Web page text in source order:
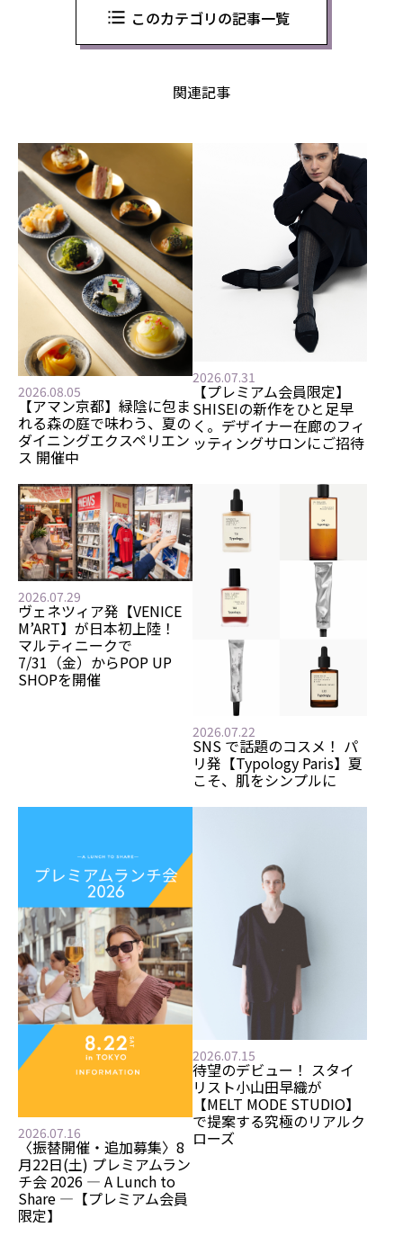
このカテゴリの記事一覧
関連記事
2026.08.05
【アマン京都】緑陰に包ま
れる森の庭で味わう、夏の
ダイニングエクスペリエン
ス 開催中
2026.07.31
【プレミアム会員限定】
SHISEIの新作をひと足早
く。デザイナー在廊のフィ
ッティングサロンにご招待
2026.07.29
ヴェネツィア発【VENICE
M’ART】が日本初上陸！
マルティニークで
7/31（金）からPOP UP
SHOPを開催
2026.07.22
SNS で話題のコスメ！ パ
リ発【Typology Paris】夏
こそ、肌をシンプルに
2026.07.16
〈振替開催・追加募集〉8
月22日(土) プレミアムラン
チ会 2026 ― A Lunch to
Share ―【プレミアム会員
限定】
2026.07.15
待望のデビュー！ スタイ
リスト小山田早織が
【MELT MODE STUDIO】
で提案する究極のリアルク
ローズ